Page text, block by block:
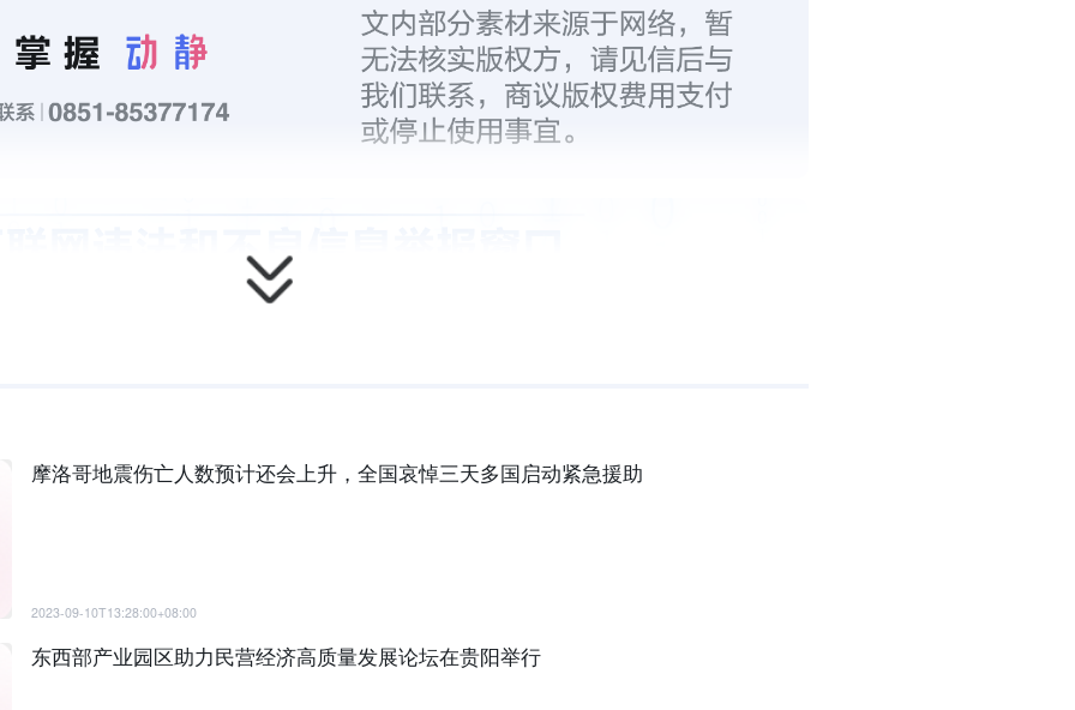
摩洛哥地震伤亡人数预计还会上升，全国哀悼三天多国启动紧急援助
2023-09-10T13:28:00+08:00
东西部产业园区助力民营经济高质量发展论坛在贵阳举行